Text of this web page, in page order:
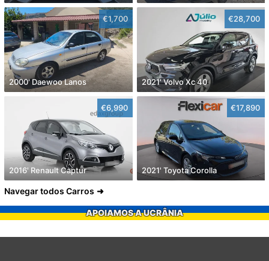
€1,700
2000' Daewoo Lanos
€28,700
2021' Volvo Xc 40
€6,990
2016' Renault Captur
€17,890
2021' Toyota Corolla
Navegar todos Carros
APOIAMOS A UCRÂNIA